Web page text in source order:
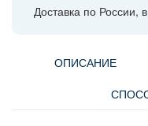
Доставка по России,
ОПИСАНИЕ